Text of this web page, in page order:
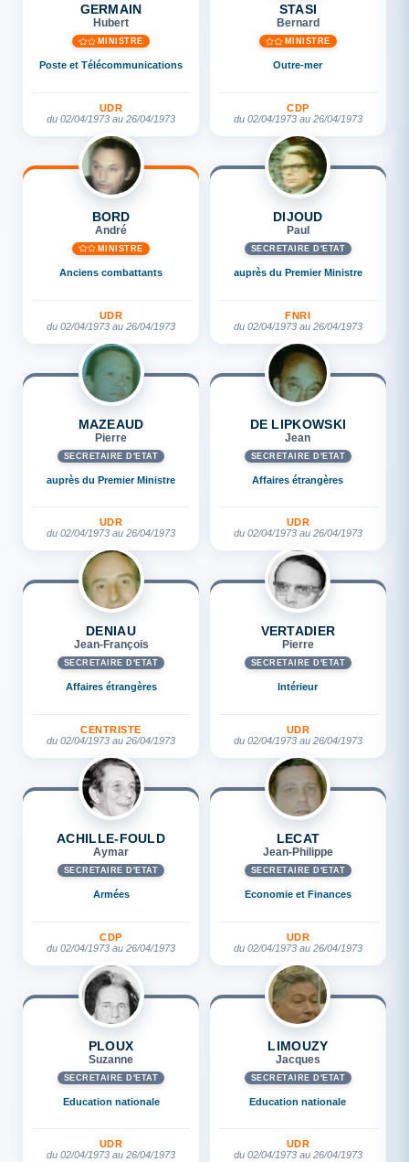
GERMAIN
Hubert
MINISTRE
Poste et Télécommunications
UDR
du 02/04/1973 au 26/04/1973
STASI
Bernard
MINISTRE
Outre-mer
CDP
du 02/04/1973 au 26/04/1973
BORD
André
MINISTRE
Anciens combattants
UDR
du 02/04/1973 au 26/04/1973
DIJOUD
Paul
SECRÉTAIRE D'ETAT
auprès du Premier Ministre
FNRI
du 02/04/1973 au 26/04/1973
MAZEAUD
Pierre
SECRÉTAIRE D'ETAT
auprès du Premier Ministre
UDR
du 02/04/1973 au 26/04/1973
DE LIPKOWSKI
Jean
SECRÉTAIRE D'ETAT
Affaires étrangères
UDR
du 02/04/1973 au 26/04/1973
DENIAU
Jean-François
SECRÉTAIRE D'ETAT
Affaires étrangères
CENTRISTE
du 02/04/1973 au 26/04/1973
VERTADIER
Pierre
SECRÉTAIRE D'ETAT
Intérieur
UDR
du 02/04/1973 au 26/04/1973
ACHILLE-FOULD
Aymar
SECRÉTAIRE D'ETAT
Armées
CDP
du 02/04/1973 au 26/04/1973
LECAT
Jean-Philippe
SECRÉTAIRE D'ETAT
Economie et Finances
UDR
du 02/04/1973 au 26/04/1973
PLOUX
Suzanne
SECRÉTAIRE D'ETAT
Education nationale
UDR
du 02/04/1973 au 26/04/1973
LIMOUZY
Jacques
SECRÉTAIRE D'ETAT
Education nationale
UDR
du 02/04/1973 au 26/04/1973